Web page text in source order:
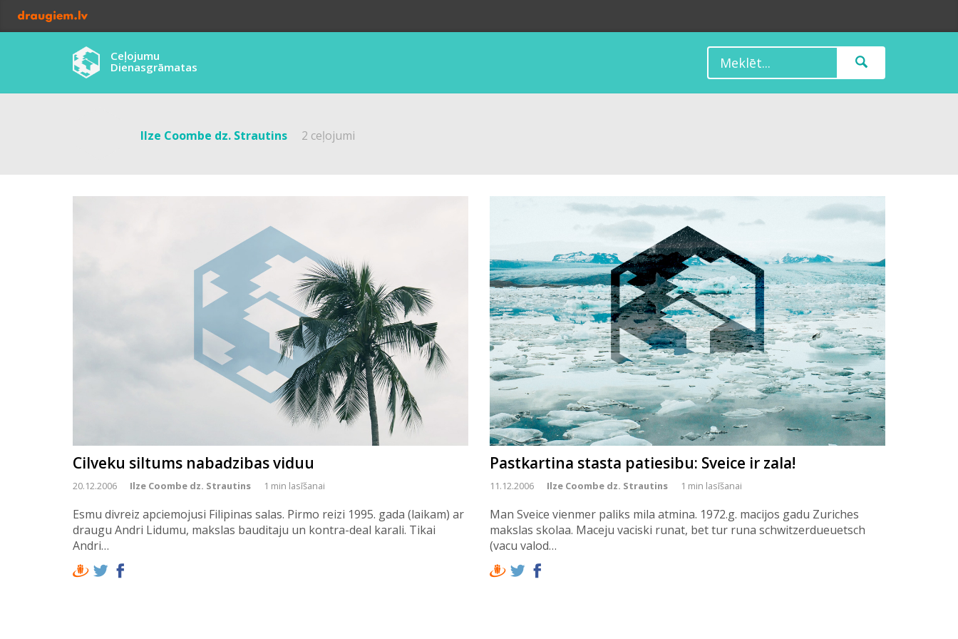
Ceļojumu
Dienasgrāmatas
Ilze Coombe dz. Strautins 2 ceļojumi
Cilveku siltums nabadzibas viduu
20.12.2006 Ilze Coombe dz. Strautins 1 min lasīšanai
Esmu divreiz apciemojusi Filipinas salas. Pirmo reizi 1995. gada (laikam) ar
draugu Andri Lidumu, makslas bauditaju un kontra-deal karali. Tikai
Andri…
Pastkartina stasta patiesibu: Sveice ir zala!
11.12.2006 Ilze Coombe dz. Strautins 1 min lasīšanai
Man Sveice vienmer paliks mila atmina. 1972.g. macijos gadu Zuriches
makslas skolaa. Maceju vaciski runat, bet tur runa schwitzerdueuetsch
(vacu valod…